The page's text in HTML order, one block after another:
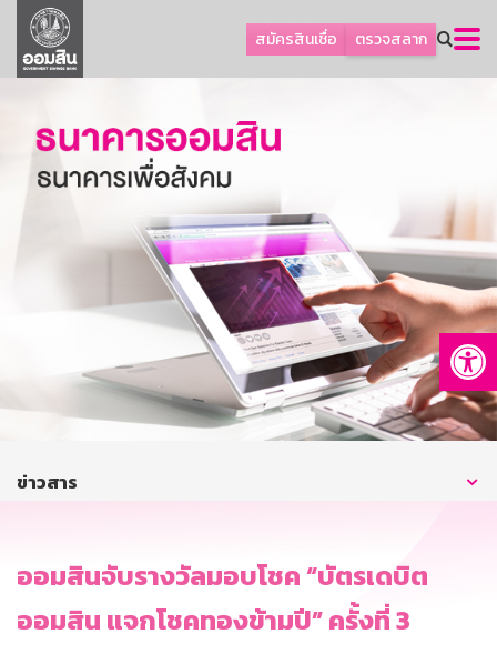
สมัครสินเชื่อ ตรวจสลาก
ลูกค้าธุรกิจ
ลูกค้าผู้ประกอบรายย่อย
ออมเพื่อสุข
เกี่ยวกับธนาคาร
การพัฒนาที่ยั่งยืน
บริการทางการเงิน
ติดต่อเรา
บริการออนไลน์
ข่าวสาร
ออมสินจับรางวัลมอบโชค “บัตรเดบิต
ออมสิน แจกโชคทองข้ามปี” ครั้งที่ 3